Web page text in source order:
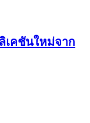
เคชันใหม่จาก